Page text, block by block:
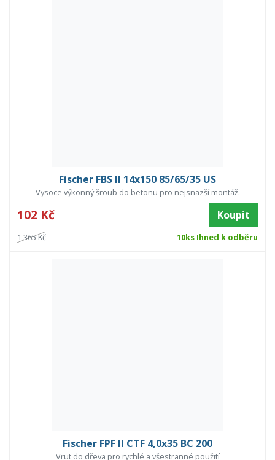
Fischer FBS II 14x150 85/65/35 US
Vysoce výkonný šroub do betonu pro nejsnazší montáž.
102 Kč Koupit
1 365 Kč 10ks Ihned k odběru
Fischer FPF II CTF 4,0x35 BC 200
Vrut do dřeva pro rychlé a všestranné použití